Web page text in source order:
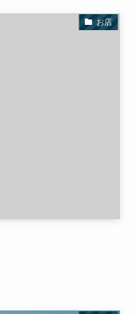
お店